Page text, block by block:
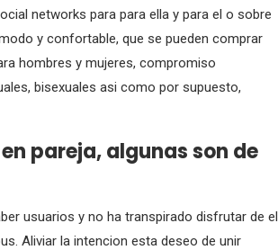
networks para para ella y para el o sobre
y confortable, que se pueden comprar
hombres y mujeres, compromiso
bisexuales asi­ como por supuesto,
pareja, algunas son de
usuarios y no ha transpirado disfrutar de el
Aliviar la intencion esta deseo de unir